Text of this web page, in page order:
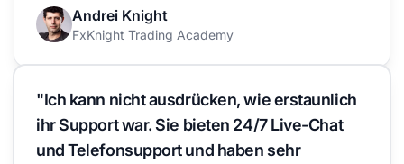
Andrei Knight
FxKnight Trading Academy
"Ich kann nicht ausdrücken, wie erstaunlich
ihr Support war. Sie bieten 24/7 Live-Chat
und Telefonsupport und haben sehr